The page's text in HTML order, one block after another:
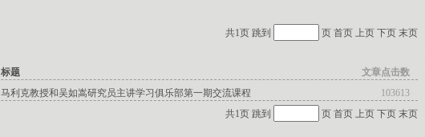
共1页 跳到 页 首页 上页 下页 末页
标题
文章点击数
马利克教授和吴如嵩研究员主讲学习俱乐部第一期交流课程
103613
共1页 跳到
页 首页 上页 下页 末页